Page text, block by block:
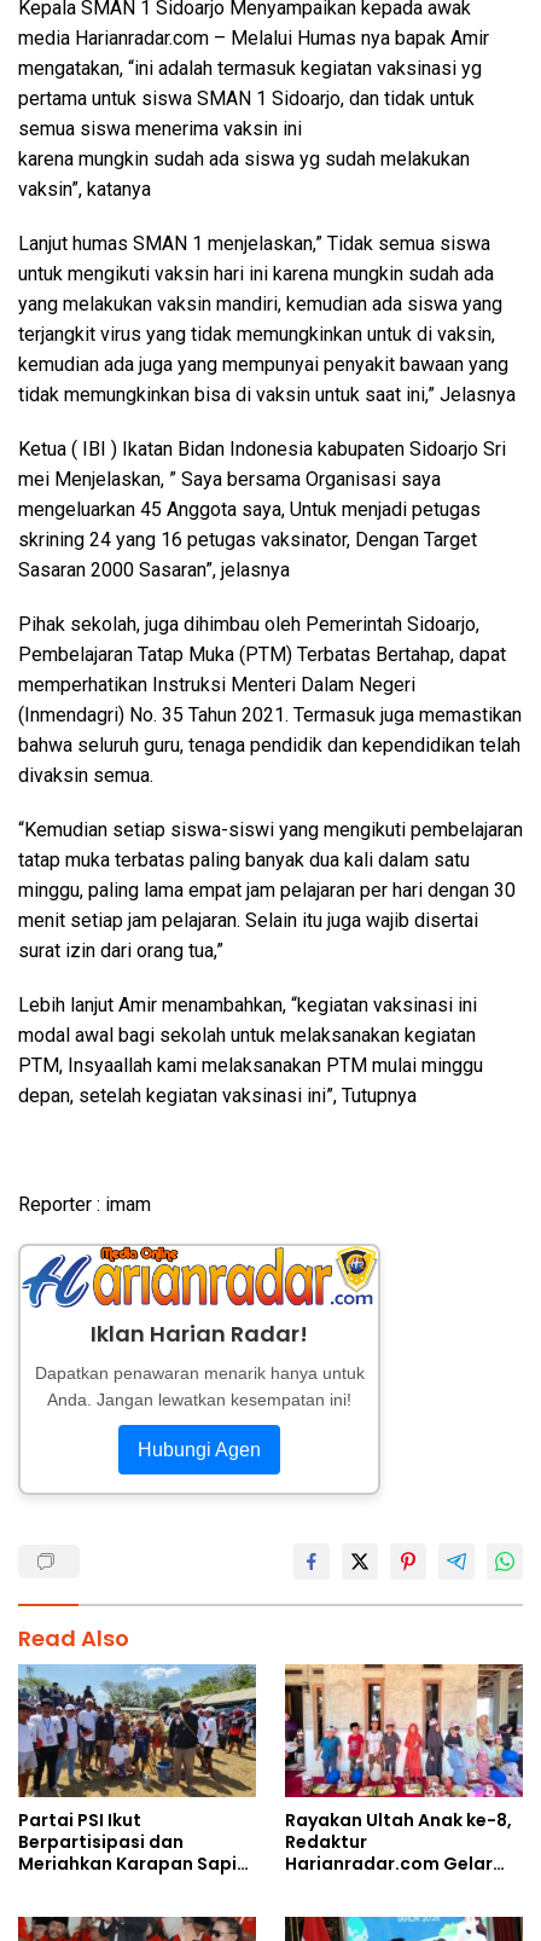
Kepala SMAN 1 Sidoarjo Menyampaikan kepada awak
media Harianradar.com – Melalui Humas nya bapak Amir
mengatakan, “ini adalah termasuk kegiatan vaksinasi yg
pertama untuk siswa SMAN 1 Sidoarjo, dan tidak untuk
semua siswa menerima vaksin ini
karena mungkin sudah ada siswa yg sudah melakukan
vaksin”, katanya
Lanjut humas SMAN 1 menjelaskan,” Tidak semua siswa
untuk mengikuti vaksin hari ini karena mungkin sudah ada
yang melakukan vaksin mandiri, kemudian ada siswa yang
terjangkit virus yang tidak memungkinkan untuk di vaksin,
kemudian ada juga yang mempunyai penyakit bawaan yang
tidak memungkinkan bisa di vaksin untuk saat ini,” Jelasnya
Ketua ( IBI ) Ikatan Bidan Indonesia kabupaten Sidoarjo Sri
mei Menjelaskan, ” Saya bersama Organisasi saya
mengeluarkan 45 Anggota saya, Untuk menjadi petugas
skrining 24 yang 16 petugas vaksinator, Dengan Target
Sasaran 2000 Sasaran”, jelasnya
Pihak sekolah, juga dihimbau oleh Pemerintah Sidoarjo,
Pembelajaran Tatap Muka (PTM) Terbatas Bertahap, dapat
memperhatikan Instruksi Menteri Dalam Negeri
(Inmendagri) No. 35 Tahun 2021. Termasuk juga memastikan
bahwa seluruh guru, tenaga pendidik dan kependidikan telah
divaksin semua.
“Kemudian setiap siswa-siswi yang mengikuti pembelajaran
tatap muka terbatas paling banyak dua kali dalam satu
minggu, paling lama empat jam pelajaran per hari dengan 30
menit setiap jam pelajaran. Selain itu juga wajib disertai
surat izin dari orang tua,”
Lebih lanjut Amir menambahkan, “kegiatan vaksinasi ini
modal awal bagi sekolah untuk melaksanakan kegiatan
PTM, Insyaallah kami melaksanakan PTM mulai minggu
depan, setelah kegiatan vaksinasi ini”, Tutupnya
Reporter : imam
Iklan Harian Radar!
Dapatkan penawaran menarik hanya untuk
Anda. Jangan lewatkan kesempatan ini!
Hubungi Agen
Read Also
Partai PSI Ikut
Berpartisipasi dan
Meriahkan Karapan Sapi
Rayakan Ultah Anak ke-8,
Redaktur
Harianradar.com Gelar